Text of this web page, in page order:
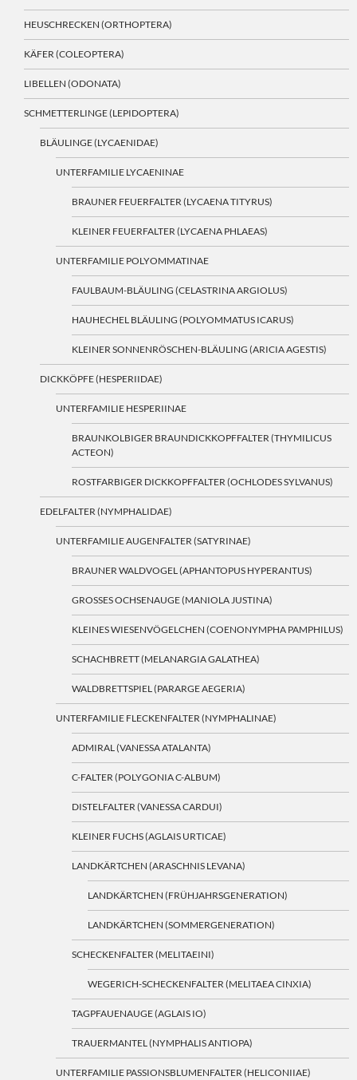
HEUSCHRECKEN (ORTHOPTERA)
KÄFER (COLEOPTERA)
LIBELLEN (ODONATA)
SCHMETTERLINGE (LEPIDOPTERA)
BLÄULINGE (LYCAENIDAE)
UNTERFAMILIE LYCAENINAE
BRAUNER FEUERFALTER (LYCAENA TITYRUS)
KLEINER FEUERFALTER (LYCAENA PHLAEAS)
UNTERFAMILIE POLYOMMATINAE
FAULBAUM-BLÄULING (CELASTRINA ARGIOLUS)
HAUHECHEL BLÄULING (POLYOMMATUS ICARUS)
KLEINER SONNENRÖSCHEN-BLÄULING (ARICIA AGESTIS)
DICKKÖPFE (HESPERIIDAE)
UNTERFAMILIE HESPERIINAE
BRAUNKOLBIGER BRAUNDICKKOPFFALTER (THYMILICUS
ACTEON)
ROSTFARBIGER DICKKOPFFALTER (OCHLODES SYLVANUS)
EDELFALTER (NYMPHALIDAE)
UNTERFAMILIE AUGENFALTER (SATYRINAE)
BRAUNER WALDVOGEL (APHANTOPUS HYPERANTUS)
GROSSES OCHSENAUGE (MANIOLA JUSTINA)
KLEINES WIESENVÖGELCHEN (COENONYMPHA PAMPHILUS)
SCHACHBRETT (MELANARGIA GALATHEA)
WALDBRETTSPIEL (PARARGE AEGERIA)
UNTERFAMILIE FLECKENFALTER (NYMPHALINAE)
ADMIRAL (VANESSA ATALANTA)
C-FALTER (POLYGONIA C-ALBUM)
DISTELFALTER (VANESSA CARDUI)
KLEINER FUCHS (AGLAIS URTICAE)
LANDKÄRTCHEN (ARASCHNIS LEVANA)
LANDKÄRTCHEN (FRÜHJAHRSGENERATION)
LANDKÄRTCHEN (SOMMERGENERATION)
SCHECKENFALTER (MELITAEINI)
WEGERICH-SCHECKENFALTER (MELITAEA CINXIA)
TAGPFAUENAUGE (AGLAIS IO)
TRAUERMANTEL (NYMPHALIS ANTIOPA)
UNTERFAMILIE PASSIONSBLUMENFALTER (HELICONIIAE)